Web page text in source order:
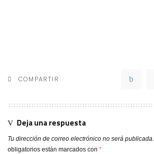
COMPARTIR
Deja una respuesta
Tu dirección de correo electrónico no será publicada.
obligatorios están marcados con *